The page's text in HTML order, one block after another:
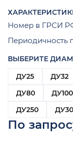
Номер в ГРСИ
Периодичность
ВЫБЕРИТЕ
ДУ25
ДУ32
ДУ80
ДУ100
ДУ250
По